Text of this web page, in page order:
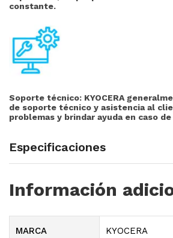
constante.
Soporte técnico: KYOCERA
de soporte técnico y asistencia al
problemas y brindar ayuda en caso
Especificaciones
Información
MARCA KYOCERA